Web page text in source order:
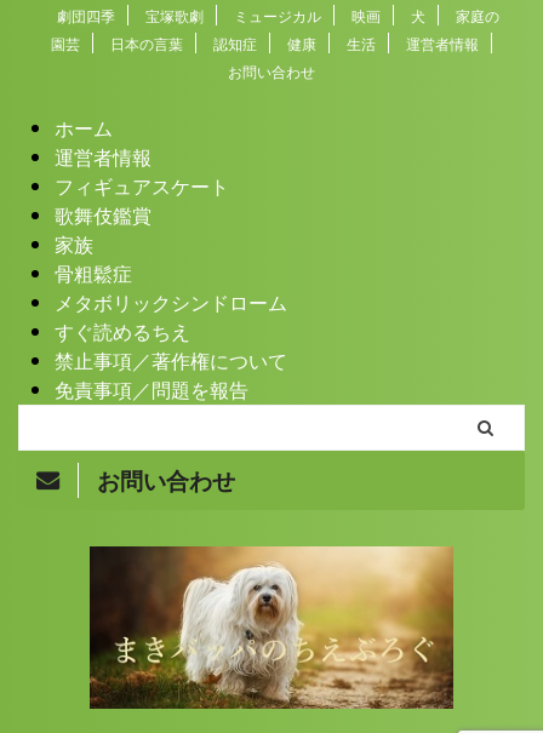
劇団四季 宝塚歌劇 ミュージカル 映画 犬
家庭の
園芸
日本の言葉 認知症 健康 生活
運営者情報
お問い合わせ
ホーム
運営者情報
フィギュアスケート
歌舞伎鑑賞
家族
骨粗鬆症
メタボリックシンドローム
すぐ読めるちえ
禁止事項／著作権について
免責事項／問題を報告
お問い合わせ
Copyright© まきバッパのちえぶろぐ , 2026 All Rights
Reserved.